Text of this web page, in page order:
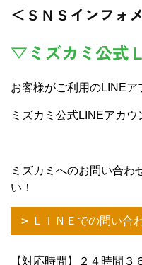
＜ＳＮＳインフォ
▽ミズカミ公式
お客様がご利用のLINEア
ミズカミ公式LINEアカウ
ミズカミへのお問い合わ
い！
ＬＩＮＥでの問い合
【対応時間】２４時間３